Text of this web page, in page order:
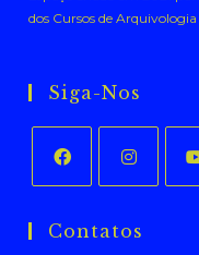
dos Cursos de
Siga-Nos
em
em
Contatos